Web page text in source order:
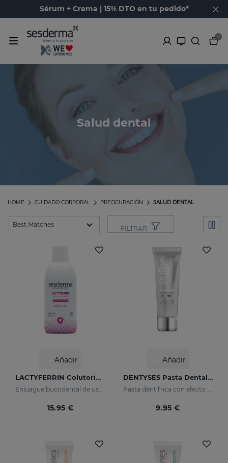
Sérum + Crema | 15% DTO en tu pedido*
0
Salud dental
SALUD DENTAL
PREOCUPACIÓN
CUIDADO CORPORAL
HOME
FILTRAR
Añadir
LACTYFERRIN Colutorio Diario
Enjuague bucodental de uso diario que mantiene en estado óptimo la cavidad bucal
15.95 €
Añadir
DENTYSES Pasta Dental Blanqueante
Pasta dentífrica con efecto blanqueante
9.95 €